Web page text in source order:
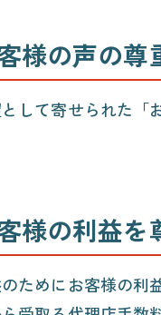
様の声の尊
して寄せられた「
様の利益を
ためにお客様の利